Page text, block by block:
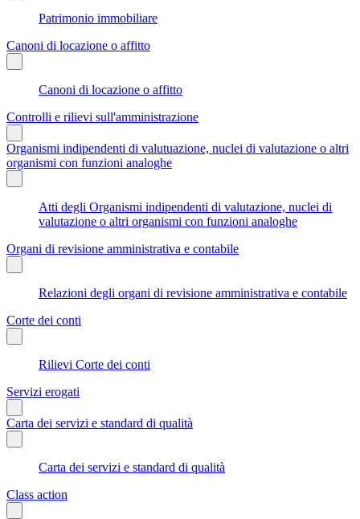
Patrimonio immobiliare
Canoni di locazione o affitto
Canoni di locazione o affitto
Controlli e rilievi sull'amministrazione
Organismi indipendenti di valutuazione, nuclei di valutazione o altri
organismi con funzioni analoghe
Atti degli Organismi indipendenti di valutazione, nuclei di
valutazione o altri organismi con funzioni analoghe
Organi di revisione amministrativa e contabile
Relazioni degli organi di revisione amministrativa e contabile
Corte dei conti
Rilievi Corte dei conti
Servizi erogati
Carta dei servizi e standard di qualità
Carta dei servizi e standard di qualità
Class action